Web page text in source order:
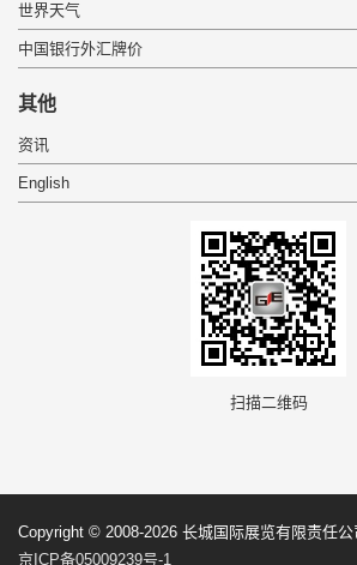
世界天气
中国银行外汇牌价
其他
资讯
English
扫描二维码
Copyright © 2008-2026 长城国际展览有限责任
京ICP备05009239号-1